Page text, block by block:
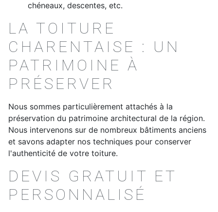
chéneaux, descentes, etc.
LA TOITURE
CHARENTAISE : UN
PATRIMOINE À
PRÉSERVER
Nous sommes particulièrement attachés à la
préservation du patrimoine architectural de la région.
Nous intervenons sur de nombreux bâtiments anciens
et savons adapter nos techniques pour conserver
l'authenticité de votre toiture.
DEVIS GRATUIT ET
PERSONNALISÉ